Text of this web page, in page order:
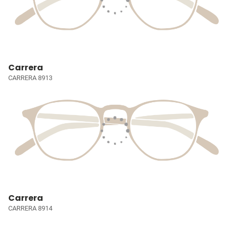
Carrera
CARRERA 8913
Carrera
CARRERA 8914